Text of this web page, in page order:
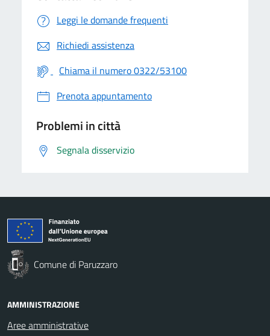
Leggi le domande frequenti
Richiedi assistenza
Chiama il numero 0322/53100
Prenota appuntamento
Problemi in città
Segnala disservizio
Comune di Paruzzaro
AMMINISTRAZIONE
Aree amministrative